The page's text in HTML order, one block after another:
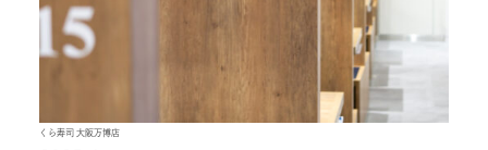
くら寿司 大阪万博店